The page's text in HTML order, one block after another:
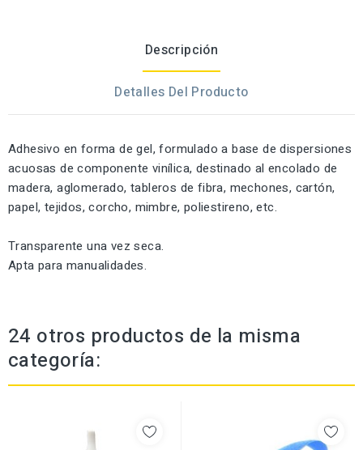
Descripción
Detalles Del Producto
Adhesivo en forma de gel, formulado a base de dispersiones
acuosas de componente vinílica, destinado al encolado de
madera, aglomerado, tableros de fibra, mechones, cartón,
papel, tejidos, corcho, mimbre, poliestireno, etc.
Transparente una vez seca.
Apta para manualidades.
24 otros productos de la misma
categoría: